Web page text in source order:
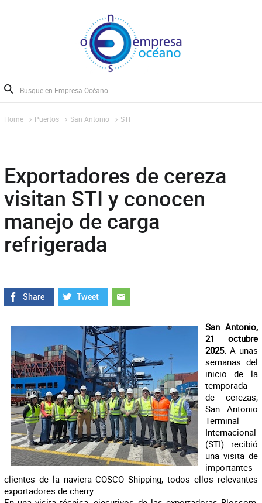
Home Puertos San Antonio STI
Exportadores de cereza
visitan STI y conocen
manejo de carga
refrigerada
San Antonio,
21 octubre
2025.A unas
semanas del
inicio de la
temporada
de cerezas,
San Antonio
Terminal
Internacional
(STI) recibió
una visita de
importantes
clientes de la naviera COSCO Shipping, todos ellos relevantes
exportadores de cherry.